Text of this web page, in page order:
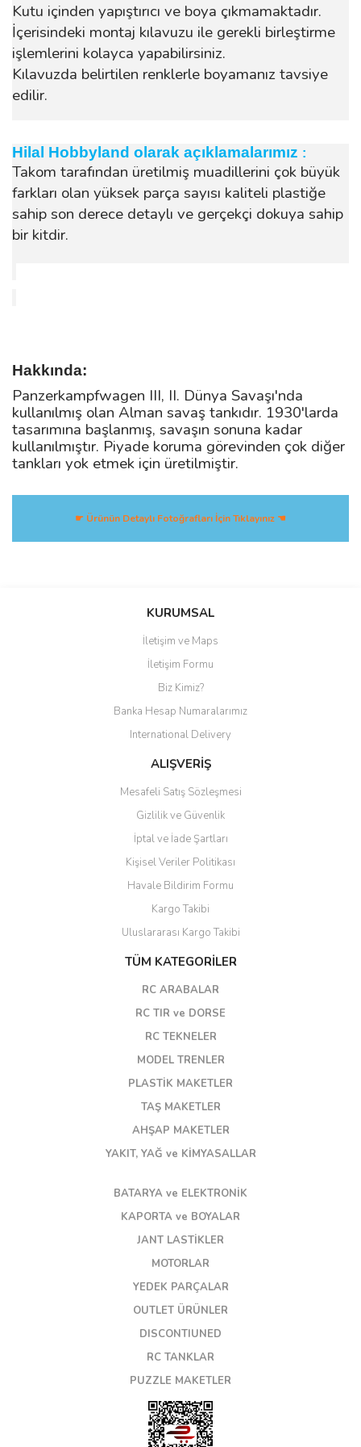
Kutu içinden yapıştırıcı ve boya çıkmamaktadır.
İçerisindeki montaj kılavuzu ile gerekli birleştirme
işlemlerini kolayca yapabilirsiniz.
Kılavuzda belirtilen renklerle boyamanız tavsiye
edilir.
Hilal Hobbyland olarak açıklamalarımız :
Takom tarafından üretilmiş muadillerini çok büyük
farkları olan yüksek parça sayısı kaliteli plastiğe
sahip son derece detaylı ve gerçekçi dokuya sahip
bir kitdir.
Hakkında:
Panzerkampfwagen III, II. Dünya Savaşı'nda
kullanılmış olan Alman savaş tankıdır. 1930'larda
tasarımına başlanmış, savaşın sonuna kadar
kullanılmıştır. Piyade koruma görevinden çok diğer
tankları yok etmek için üretilmiştir.
☛ Ürünün Detaylı Fotoğrafları İçin Tıklayınız ☚
Bu ürüne ilk yorumu siz yapın!
Yorum Yaz
KURUMSAL
İletişim ve Maps
İletişim Formu
Biz Kimiz?
Banka Hesap Numaralarımız
International Delivery
ALIŞVERİŞ
Mesafeli Satış Sözleşmesi
Gizlilik ve Güvenlik
İptal ve İade Şartları
Kişisel Veriler Politikası
Havale Bildirim Formu
Kargo Takibi
Uluslararası Kargo Takibi
TÜM KATEGORİLER
RC ARABALAR
RC TIR ve DORSE
RC TEKNELER
MODEL TRENLER
PLASTİK MAKETLER
TAŞ MAKETLER
AHŞAP MAKETLER
YAKIT, YAĞ ve KİMYASALLAR
BATARYA ve ELEKTRONİK
KAPORTA ve BOYALAR
JANT LASTİKLER
MOTORLAR
YEDEK PARÇALAR
OUTLET ÜRÜNLER
DISCONTIUNED
RC TANKLAR
PUZZLE MAKETLER